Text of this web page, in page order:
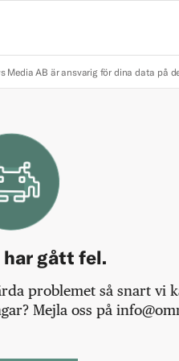
Media AB är ansvarig för dina data på
har gått fel.
problemet så snart vi
Mejla oss på